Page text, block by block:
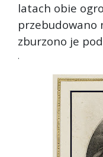
latach obie
przebudowano
zburzono je
.